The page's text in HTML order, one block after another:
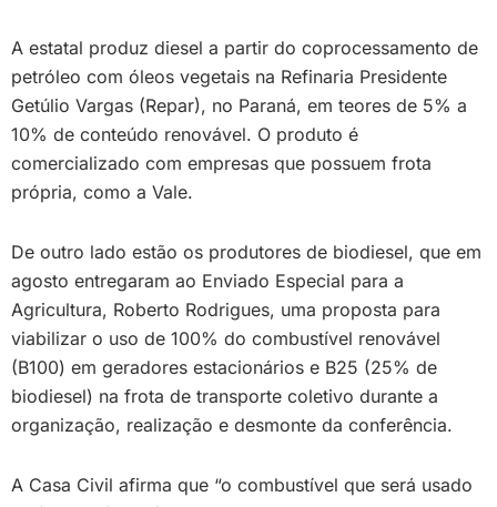
A estatal produz diesel a partir do coprocessamento de
petróleo com óleos vegetais na Refinaria Presidente
Getúlio Vargas (Repar), no Paraná, em teores de 5% a
10% de conteúdo renovável. O produto é
comercializado com empresas que possuem frota
própria, como a Vale.
De outro lado estão os produtores de biodiesel, que em
agosto entregaram ao Enviado Especial para a
Agricultura, Roberto Rodrigues, uma proposta para
viabilizar o uso de 100% do combustível renovável
(B100) em geradores estacionários e B25 (25% de
biodiesel) na frota de transporte coletivo durante a
organização, realização e desmonte da conferência.
A Casa Civil afirma que “o combustível que será usado